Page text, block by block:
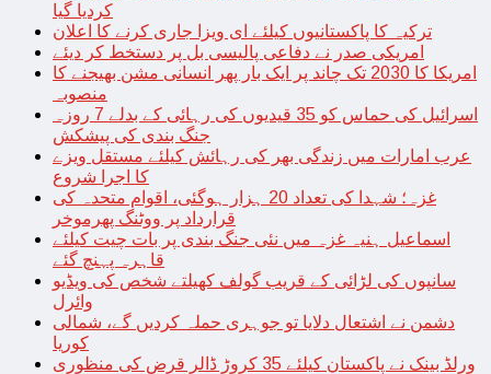
کردیا گیا
ترکیہ کا پاکستانیوں کیلئے ای ویزا جاری کرنے کا اعلان
امریکی صدر نے دفاعی پالیسی بل پر دستخط کر دیئے
امریکا کا 2030 تک چاند پر ایک بار پھر انسانی مشن بھیجنے کا
منصوبہ
اسرائیل کی حماس کو 35 قیدیوں کی رہائی کے بدلے 7 روزہ
جنگ بندی کی پیشکش
عرب امارات میں زندگی بھر کی رہائش کیلئے مستقل ویزے
کا اجرا شروع
غزہ؛ شہدا کی تعداد 20 ہزار ہوگئی، اقوام متحدہ کی
قرارداد پر ووٹنگ پھرموخر
اسماعیل ہنیہ غزہ میں نئی جنگ بندی پر بات چیت کیلئے
قاہرہ پہنچ گئے
سانپوں کی لڑائی کے قریب گولف کھیلتے شخص کی ویڈیو
وائرل
دشمن نے اشتعال دلایا تو جوہری حملہ کردیں گے، شمالی
کوریا
ورلڈ بینک نے پاکستان کیلئے 35 کروڑ ڈالر قرض کی منظوری